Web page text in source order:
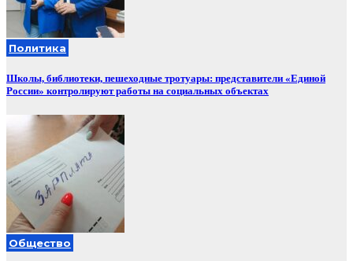
Политика
Школы, библиотеки, пешеходные тротуары: представители «Единой
России» контролируют работы на социальных объектах
Общество